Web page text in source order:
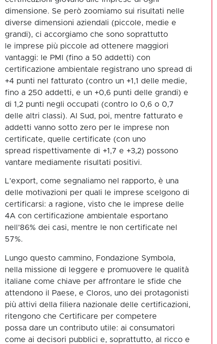
dimensione. Se però zoomiamo sui risultati nelle
diverse dimensioni aziendali (piccole, medie e
grandi), ci accorgiamo che sono soprattutto
le imprese più piccole ad ottenere maggiori
vantaggi: le PMI (fino a 50 addetti) con
certificazione ambientale registrano uno spread di
+4 punti nel fatturato (contro un +1,1 delle medie,
fino a 250 addetti, e un +0,6 punti delle grandi) e
di 1,2 punti negli occupati (contro lo 0,6 o 0,7
delle altri classi). Al Sud, poi, mentre fatturato e
addetti vanno sotto zero per le imprese non
certificate, quelle certificate (con uno
spread rispettivamente di +1,7 e +3,2) possono
vantare mediamente risultati positivi.
L’export, come segnaliamo nel rapporto, è una
delle motivazioni per quali le imprese scelgono di
certificarsi: a ragione, visto che le imprese delle
4A con certificazione ambientale esportano
nell’86% dei casi, mentre le non certificate nel
57%.
Lungo questo cammino, Fondazione Symbola,
nella missione di leggere e promuovere le qualità
italiane come chiave per affrontare le sfide che
attendono il Paese, e Cloros, uno dei protagonisti
più attivi della filiera nazionale delle certificazioni,
ritengono che Certificare per competere
possa dare un contributo utile: ai consumatori
come ai decisori pubblici e, soprattutto, al ricco e